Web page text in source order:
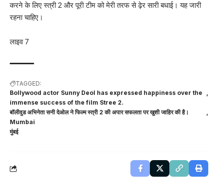
करने के लिए स्त्री 2 और पूरी टीम को मेरी तरफ से ढ़ेर सारी बधाई। यह जारी
रहना चाहिए।
लाइव 7
TAGGED:
Bollywood actor Sunny Deol has expressed happiness over the
immense success of the film Stree 2.
बॉलीवुड अभिनेता सनी देओल ने फिल्म स्त्री 2 की अपार सफलता पर खुशी जाहिर की है।
Mumbai
मुंबई